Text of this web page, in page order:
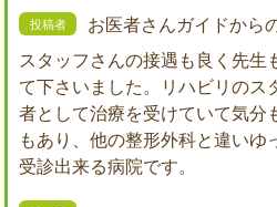
お医者さんガイドから
スタッフさんの接遇も良く先生
て下さいました。リハビリのス
者として治療を受けていて気分
もあり、他の整形外科と違いゆ
受診出来る病院です。